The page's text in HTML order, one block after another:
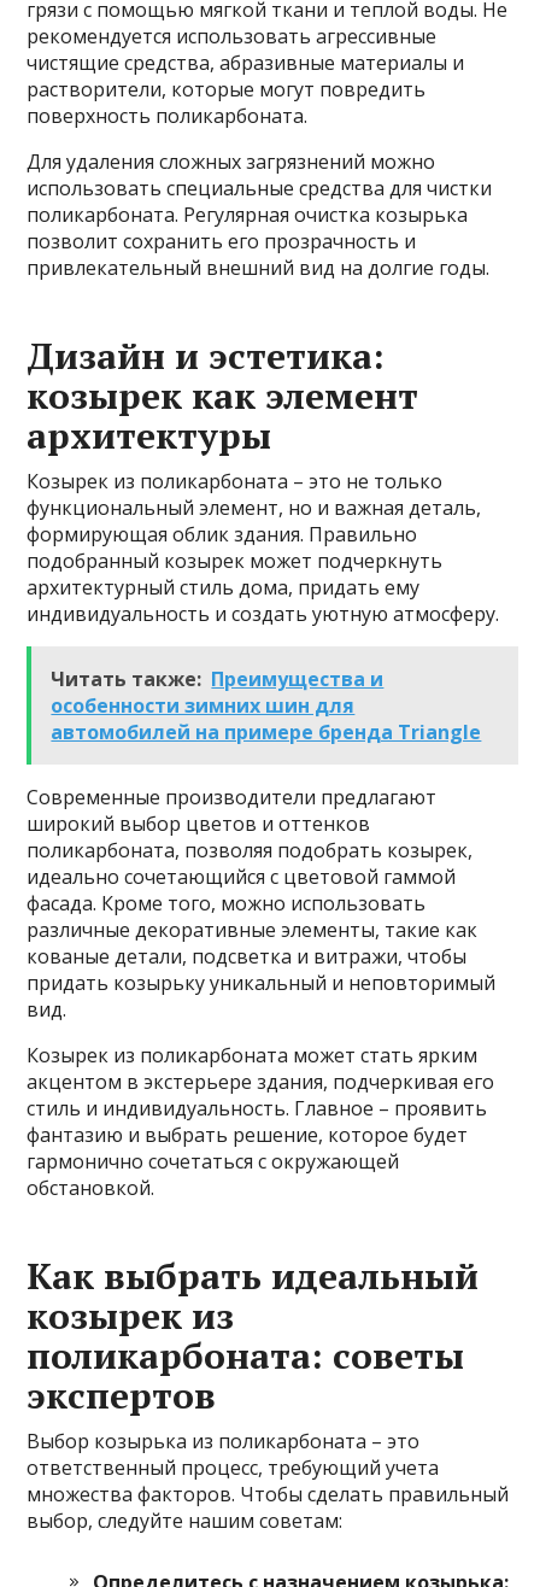
грязи с помощью мягкой ткани и теплой воды. Не
рекомендуется использовать агрессивные
чистящие средства, абразивные материалы и
растворители, которые могут повредить
поверхность поликарбоната.
Для удаления сложных загрязнений можно
использовать специальные средства для чистки
поликарбоната. Регулярная очистка козырька
позволит сохранить его прозрачность и
привлекательный внешний вид на долгие годы.
Дизайн и эстетика:
козырек как элемент
архитектуры
Козырек из поликарбоната – это не только
функциональный элемент, но и важная деталь,
формирующая облик здания. Правильно
подобранный козырек может подчеркнуть
архитектурный стиль дома, придать ему
индивидуальность и создать уютную атмосферу.
Читать также: Преимущества и
особенности зимних шин для
автомобилей на примере бренда Triangle
Современные производители предлагают
широкий выбор цветов и оттенков
поликарбоната, позволяя подобрать козырек,
идеально сочетающийся с цветовой гаммой
фасада. Кроме того, можно использовать
различные декоративные элементы, такие как
кованые детали, подсветка и витражи, чтобы
придать козырьку уникальный и неповторимый
вид.
Козырек из поликарбоната может стать ярким
акцентом в экстерьере здания, подчеркивая его
стиль и индивидуальность. Главное – проявить
фантазию и выбрать решение, которое будет
гармонично сочетаться с окружающей
обстановкой.
Как выбрать идеальный
козырек из
поликарбоната: советы
экспертов
Выбор козырька из поликарбоната – это
ответственный процесс, требующий учета
множества факторов. Чтобы сделать правильный
выбор, следуйте нашим советам: